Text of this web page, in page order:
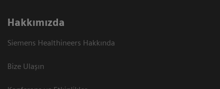
Hakkımızda
Siemens Healthineers Hakkında
Bize Ulaşın